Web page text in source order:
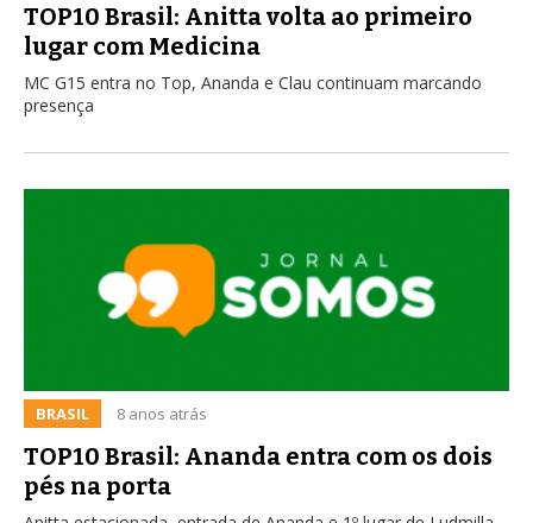
TOP10 Brasil: Anitta volta ao primeiro
lugar com Medicina
MC G15 entra no Top, Ananda e Clau continuam marcando
presença
BRASIL 8 anos atrás
TOP10 Brasil: Ananda entra com os dois
pés na porta